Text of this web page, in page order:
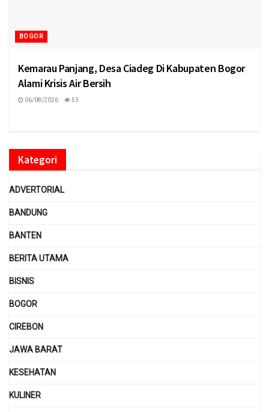
BOGOR
Kemarau Panjang, Desa Ciadeg Di Kabupaten Bogor
Alami Krisis Air Bersih
06/08/2026 53
Kategori
ADVERTORIAL
BANDUNG
BANTEN
BERITA UTAMA
BISNIS
BOGOR
CIREBON
JAWA BARAT
KESEHATAN
KULINER